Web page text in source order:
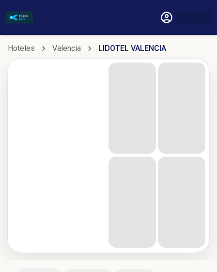
Hoteles Valencia LIDOTEL VALENCIA